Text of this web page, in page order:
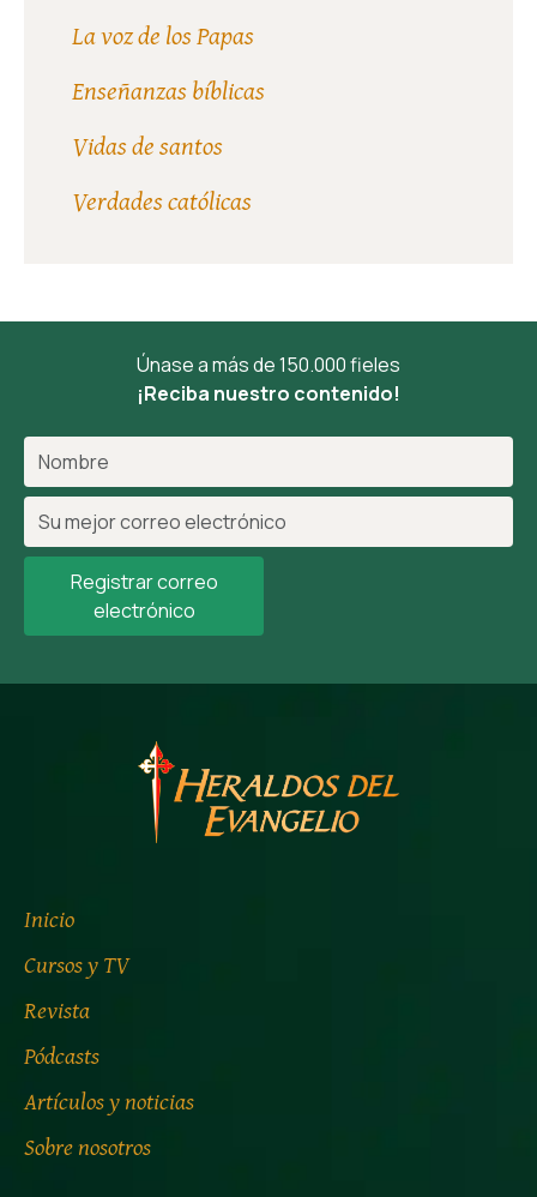
La voz de los Papas
Enseñanzas bíblicas
Vidas de santos
Verdades católicas
Únase a más de 150.000 fieles
¡Reciba nuestro contenido!
Registrar correo
electrónico
Inicio
Cursos y TV
Revista
Pódcasts
Artículos y noticias
Sobre nosotros